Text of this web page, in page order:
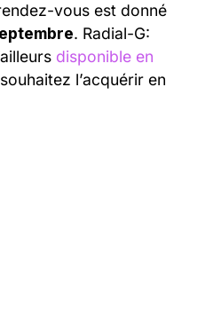
vous est donné
. Radial-G:
disponible en
l’acquérir en